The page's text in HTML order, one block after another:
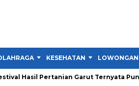
KESEHATAN
Pertanian Garut Ternyata Punya Misi